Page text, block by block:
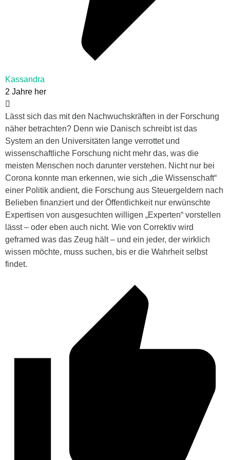
Kassandra
2 Jahre her
Lässt sich das mit den Nachwuchskräften in der Forschung
näher betrachten? Denn wie Danisch schreibt ist das
System an den Universitäten lange verrottet und
wissenschaftliche Forschung nicht mehr das, was die
meisten Menschen noch darunter verstehen. Nicht nur bei
Corona konnte man erkennen, wie sich „die Wissenschaft“
einer Politik andient, die Forschung aus Steuergeldern nach
Belieben finanziert und der Öffentlichkeit nur erwünschte
Expertisen von ausgesuchten willigen „Experten“ vorstellen
lässt – oder eben auch nicht. Wie von Correktiv wird
geframed was das Zeug hält – und ein jeder, der wirklich
wissen möchte, muss suchen, bis er die Wahrheit selbst
findet.